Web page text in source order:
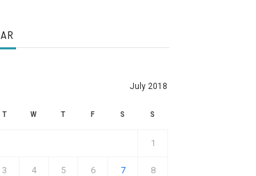
July 2018
T W T F S S
1
3 4 5 6 7 8